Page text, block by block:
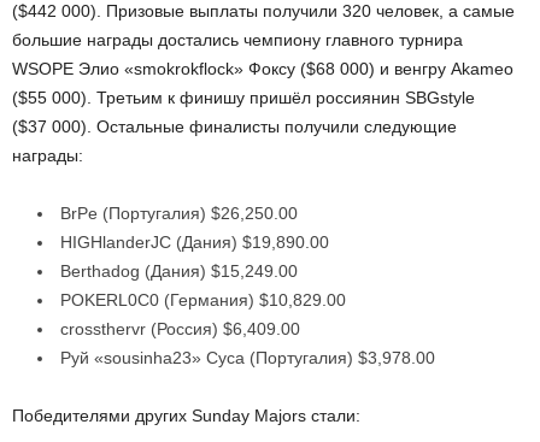
($442 000). Призовые выплаты получили 320 человек, а самые
большие награды достались чемпиону главного турнира
WSOPE Элио «smokrokflock» Фоксу ($68 000) и венгру Akameo
($55 000). Третьим к финишу пришёл россиянин SBGstyle
($37 000). Остальные финалисты получили следующие
награды:
BrPe (Португалия) $26,250.00
HIGHlanderJC (Дания) $19,890.00
Berthadog (Дания) $15,249.00
POKERL0C0 (Германия) $10,829.00
crossthervr (Россия) $6,409.00
Руй «sousinha23» Суса (Португалия) $3,978.00
Победителями других Sunday Majors стали: